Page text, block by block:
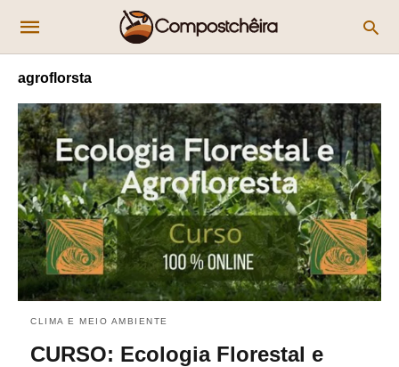
agroflorsta
CLIMA E MEIO AMBIENTE
CURSO: Ecologia Florestal e